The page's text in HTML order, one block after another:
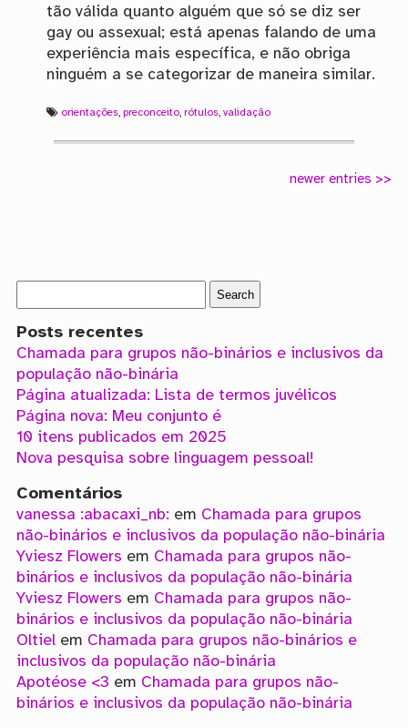
tão válida quanto alguém que só se diz ser
gay ou assexual; está apenas falando de uma
experiência mais específica, e não obriga
ninguém a se categorizar de maneira similar.
orientações, preconceito, rótulos, validação
newer entries >>
Posts recentes
Chamada para grupos não-binários e inclusivos da
população não-binária
Página atualizada: Lista de termos juvélicos
Página nova: Meu conjunto é
10 itens publicados em 2025
Nova pesquisa sobre linguagem pessoal!
Comentários
vanessa :abacaxi_nb: em Chamada para grupos
não-binários e inclusivos da população não-binária
Yviesz Flowers em Chamada para grupos não-
binários e inclusivos da população não-binária
Yviesz Flowers em Chamada para grupos não-
binários e inclusivos da população não-binária
Oltielem Chamada para grupos não-binários e
inclusivos da população não-binária
Apotéose <3 em Chamada para grupos não-
binários e inclusivos da população não-binária